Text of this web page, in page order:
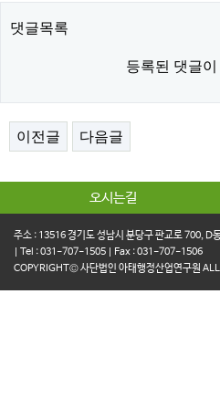
댓글목록
등록된 댓글
이전글 다음글
오시는길
주소 : 13516 경기도 성남시 분당구 판교로 700, D
| Tel : 031-707-1505 | Fax : 031-707-1506
COPYRIGHT© 사단법인 아태행정산업연구원